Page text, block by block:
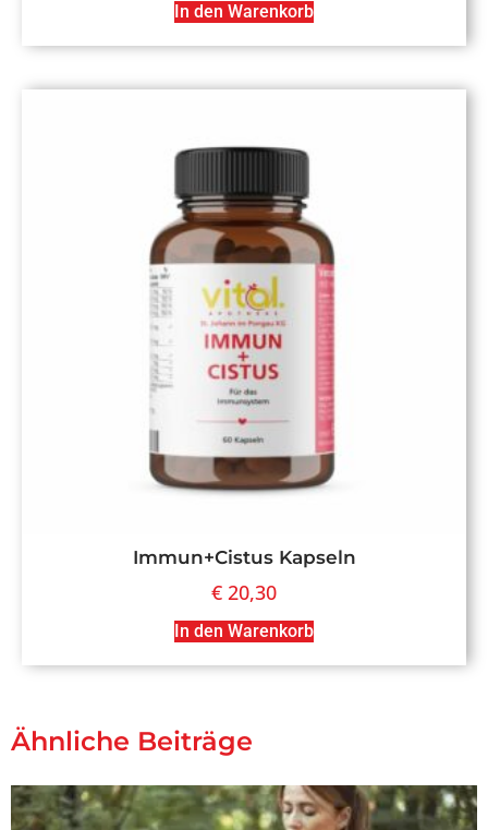
In den Warenkorb
Immun+Cistus Kapseln
€ 20,30
In den Warenkorb
Ähnliche Beiträge